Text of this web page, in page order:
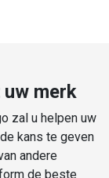
merk
zal u helpen uw
kans te geven
andere
de beste